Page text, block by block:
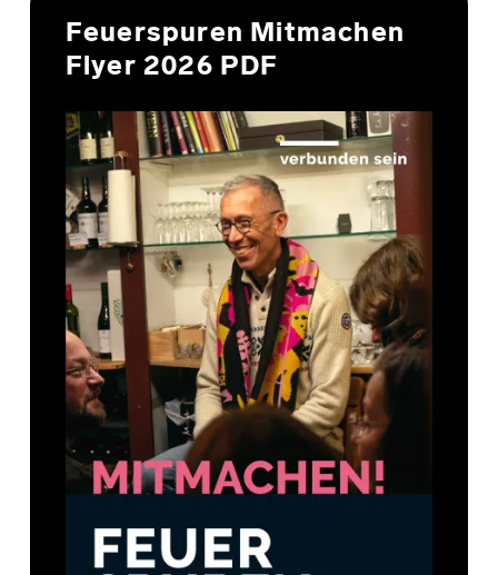
Feuerspuren Mitmachen
Flyer 2026 PDF